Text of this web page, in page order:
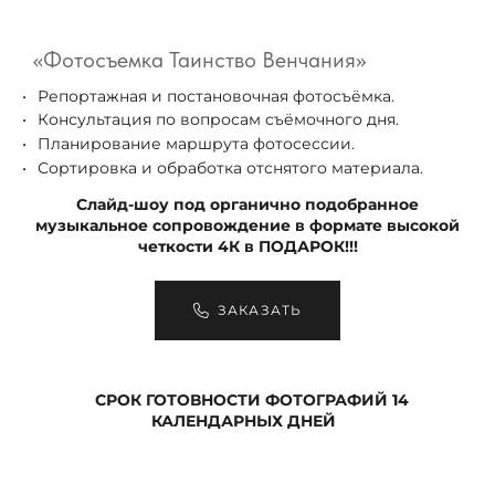
«Фотосъемка Таинство Венчания»
Репортажная и постановочная фотосъёмка.
Консультация по вопросам съёмочного дня.
Планирование маршрута фотосессии.
Сортировка и обработка отснятого материала.
Слайд-шоу под органично подобранное
музыкальное сопровождение в формате высокой
четкости 4К в ПОДАРОК!!!
ЗАКАЗАТЬ
СРОК ГОТОВНОСТИ ФОТОГРАФИЙ 14
КАЛЕНДАРНЫХ ДНЕЙ